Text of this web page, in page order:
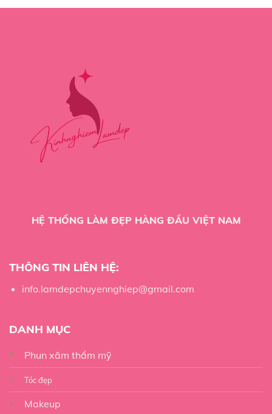
HỆ THỐNG LÀM ĐẸP HÀNG ĐẦU VIỆT NAM
THÔNG TIN LIÊN HỆ:
info.lamdepchuyennghiep@gmail.com
DANH MỤC
Phun xăm thẩm mỹ
Tóc đẹp
Makeup